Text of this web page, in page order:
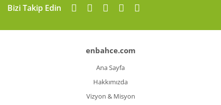
Bizi Takip Edin
enbahce.com
Ana Sayfa
Hakkımızda
Vizyon & Misyon